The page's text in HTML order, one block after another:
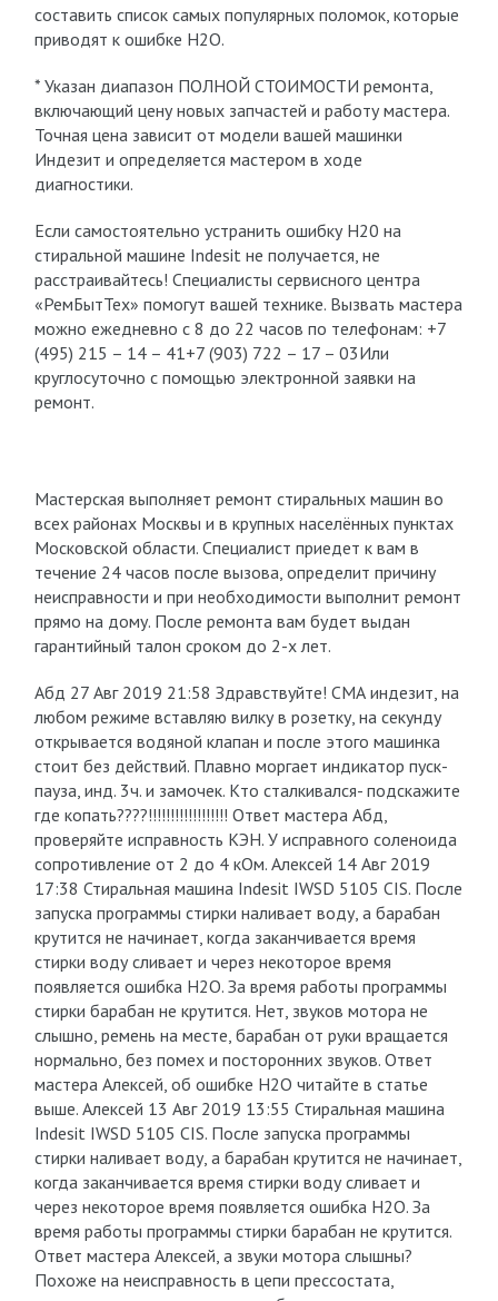
составить список самых популярных поломок, которые
приводят к ошибке Н2О.
* Указан диапазон ПОЛНОЙ СТОИМОСТИ ремонта,
включающий цену новых запчастей и работу мастера.
Точная цена зависит от модели вашей машинки
Индезит и определяется мастером в ходе
диагностики.
Если самостоятельно устранить ошибку H20 на
стиральной машине Indesit не получается, не
расстраивайтесь! Специалисты сервисного центра
«РемБытТех» помогут вашей технике. Вызвать мастера
можно ежедневно с 8 до 22 часов по телефонам: +7
(495) 215 – 14 – 41+7 (903) 722 – 17 – 03Или
круглосуточно с помощью электронной заявки на
ремонт.
Мастерская выполняет ремонт стиральных машин во
всех районах Москвы и в крупных населённых пунктах
Московской области. Специалист приедет к вам в
течение 24 часов после вызова, определит причину
неисправности и при необходимости выполнит ремонт
прямо на дому. После ремонта вам будет выдан
гарантийный талон сроком до 2-х лет.
Абд 27 Авг 2019 21:58 Здравствуйте! СМА индезит, на
любом режиме вставляю вилку в розетку, на секунду
открывается водяной клапан и после этого машинка
стоит без действий. Плавно моргает индикатор пуск-
пауза, инд. 3ч. и замочек. Кто сталкивался- подскажите
где копать????!!!!!!!!!!!!!!!!!! Ответ мастера Абд,
проверяйте исправность КЭН. У исправного соленоида
сопротивление от 2 до 4 кОм. Алексей 14 Авг 2019
17:38 Стиральная машина Indesit IWSD 5105 CIS. После
запуска программы стирки наливает воду, а барабан
крутится не начинает, когда заканчивается время
стирки воду сливает и через некоторое время
появляется ошибка H2O. За время работы программы
стирки барабан не крутится. Нет, звуков мотора не
слышно, ремень на месте, барабан от руки вращается
нормально, без помех и посторонних звуков. Ответ
мастера Алексей, об ошибке H2O читайте в статье
выше. Алексей 13 Авг 2019 13:55 Стиральная машина
Indesit IWSD 5105 CIS. После запуска программы
стирки наливает воду, а барабан крутится не начинает,
когда заканчивается время стирки воду сливает и
через некоторое время появляется ошибка H2O. За
время работы программы стирки барабан не крутится.
Ответ мастера Алексей, а звуки мотора слышны?
Похоже на неисправность в цепи прессостата,